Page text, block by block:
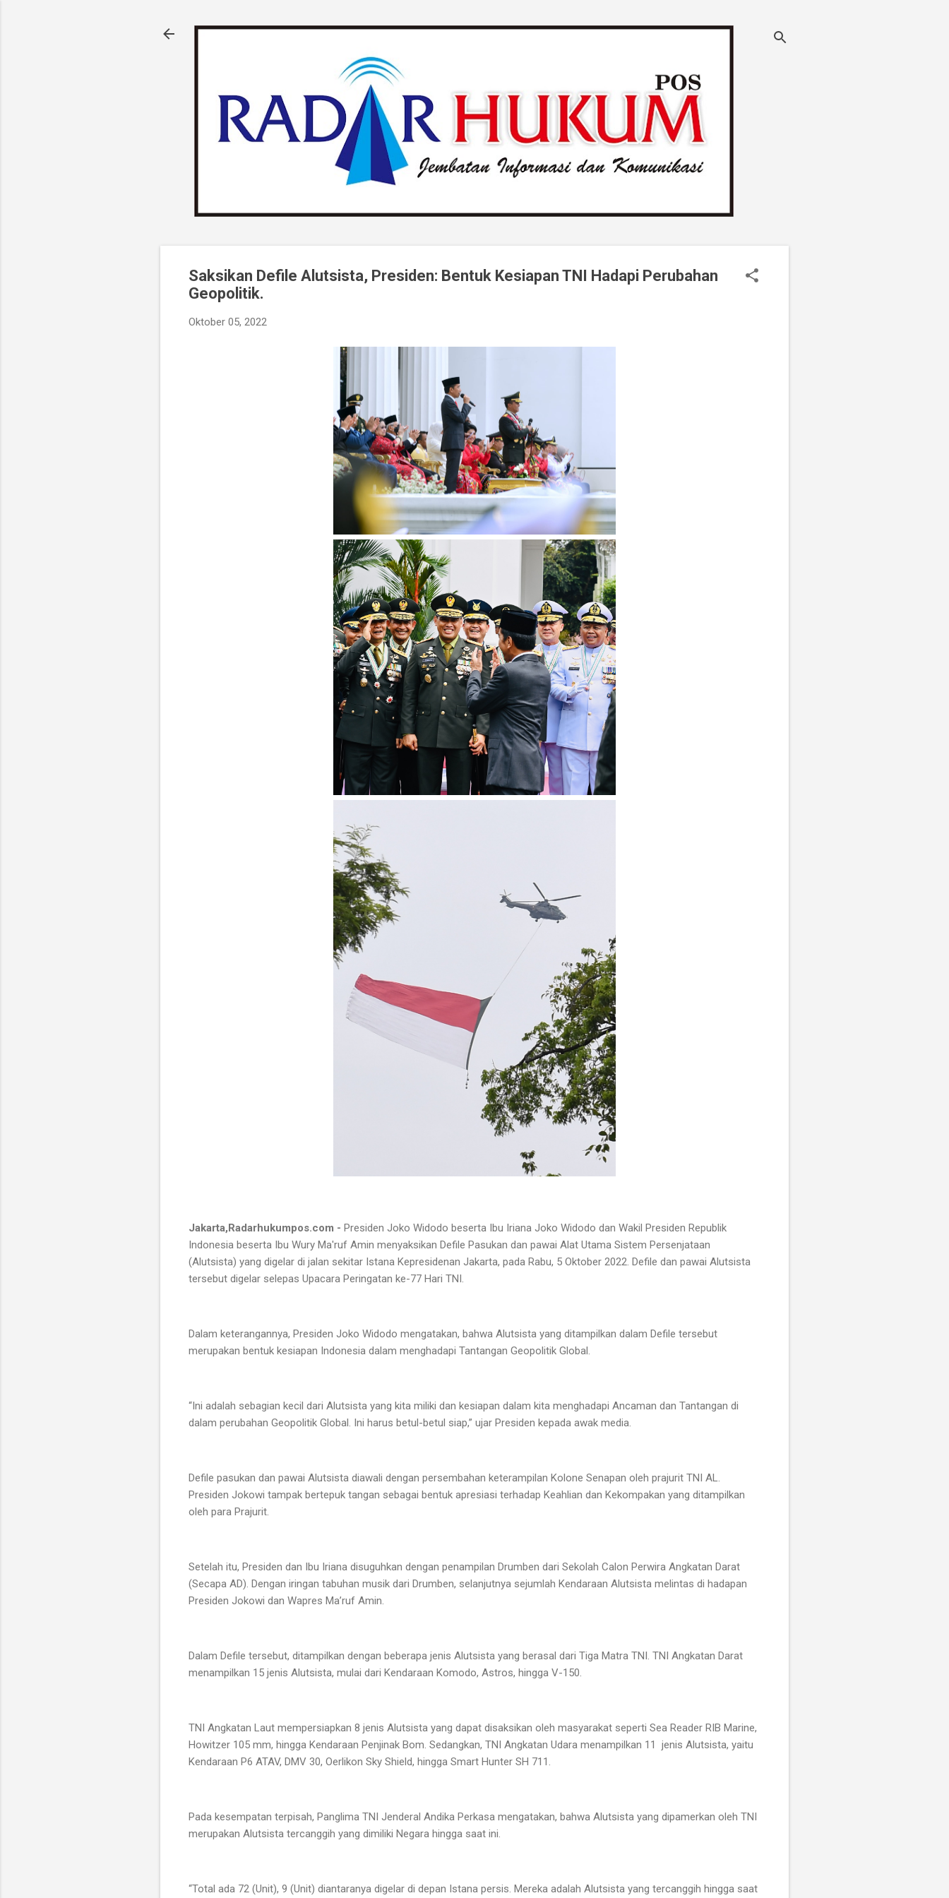
Saksikan Defile Alutsista, Presiden: Bentuk Kesiapan TNI Hadapi Perubahan
Geopolitik.
Oktober 05, 2022
Jakarta,Radarhukumpos.com - Presiden Joko Widodo beserta Ibu Iriana Joko Widodo dan Wakil Presiden Republik
Indonesia beserta Ibu Wury Ma'ruf Amin menyaksikan Defile Pasukan dan pawai Alat Utama Sistem Persenjataan
(Alutsista) yang digelar di jalan sekitar Istana Kepresidenan Jakarta, pada Rabu, 5 Oktober 2022. Defile dan pawai Alutsista
tersebut digelar selepas Upacara Peringatan ke-77 Hari TNI.
Dalam keterangannya, Presiden Joko Widodo mengatakan, bahwa Alutsista yang ditampilkan dalam Defile tersebut
merupakan bentuk kesiapan Indonesia dalam menghadapi Tantangan Geopolitik Global.
“Ini adalah sebagian kecil dari Alutsista yang kita miliki dan kesiapan dalam kita menghadapi Ancaman dan Tantangan di
dalam perubahan Geopolitik Global. Ini harus betul-betul siap,” ujar Presiden kepada awak media.
Defile pasukan dan pawai Alutsista diawali dengan persembahan keterampilan Kolone Senapan oleh prajurit TNI AL.
Presiden Jokowi tampak bertepuk tangan sebagai bentuk apresiasi terhadap Keahlian dan Kekompakan yang ditampilkan
oleh para Prajurit.
Setelah itu, Presiden dan Ibu Iriana disuguhkan dengan penampilan Drumben dari Sekolah Calon Perwira Angkatan Darat
(Secapa AD). Dengan iringan tabuhan musik dari Drumben, selanjutnya sejumlah Kendaraan Alutsista melintas di hadapan
Presiden Jokowi dan Wapres Ma’ruf Amin.
Dalam Defile tersebut, ditampilkan dengan beberapa jenis Alutsista yang berasal dari Tiga Matra TNI. TNI Angkatan Darat
menampilkan 15 jenis Alutsista, mulai dari Kendaraan Komodo, Astros, hingga V-150.
TNI Angkatan Laut mempersiapkan 8 jenis Alutsista yang dapat disaksikan oleh masyarakat seperti Sea Reader RIB Marine,
Howitzer 105 mm, hingga Kendaraan Penjinak Bom. Sedangkan, TNI Angkatan Udara menampilkan 11 jenis Alutsista, yaitu
Kendaraan P6 ATAV, DMV 30, Oerlikon Sky Shield, hingga Smart Hunter SH 711.
Pada kesempatan terpisah, Panglima TNI Jenderal Andika Perkasa mengatakan, bahwa Alutsista yang dipamerkan oleh TNI
merupakan Alutsista tercanggih yang dimiliki Negara hingga saat ini.
“Total ada 72 (Unit), 9 (Unit) diantaranya digelar di depan Istana persis. Mereka adalah Alutsista yang tercanggih hingga saat